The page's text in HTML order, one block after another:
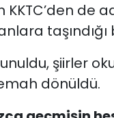
de
taşındığı
şiirler
dönüldü.